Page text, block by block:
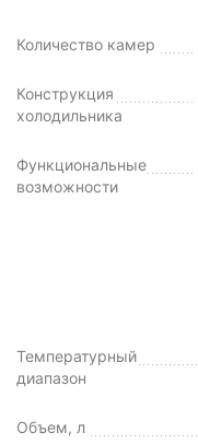
Количество камер
Конструкция
холодильника
Функциональные
возможности
Температурный
диапазон
Объем, л